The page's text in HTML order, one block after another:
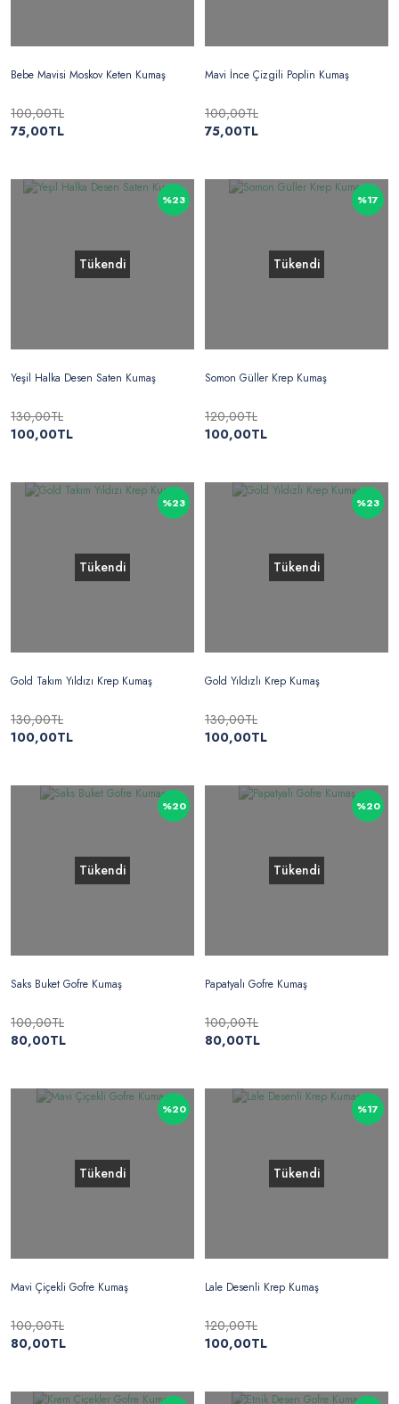
Bebe Mavisi Moskov Keten Kumaş
100,00TL
75,00TL
Mavi İnce Çizgili Poplin Kumaş
100,00TL
75,00TL
%23
Tükendi
Yeşil Halka Desen Saten Kumaş
130,00TL
100,00TL
%17
Tükendi
Somon Güller Krep Kumaş
120,00TL
100,00TL
%23
Tükendi
Gold Takım Yıldızı Krep Kumaş
130,00TL
100,00TL
%23
Tükendi
Gold Yıldızlı Krep Kumaş
130,00TL
100,00TL
%20
Tükendi
Saks Buket Gofre Kumaş
100,00TL
80,00TL
%20
Tükendi
Papatyalı Gofre Kumaş
100,00TL
80,00TL
%20
Tükendi
Mavi Çiçekli Gofre Kumaş
100,00TL
80,00TL
%17
Tükendi
Lale Desenli Krep Kumaş
120,00TL
100,00TL